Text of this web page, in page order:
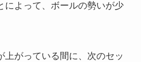
によって、ボールの勢いが少
上がっている間に、次のセッ